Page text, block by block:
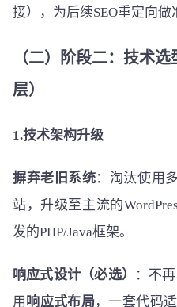
接），为后续SEO重定向做
（二）阶段二：技术
层）
1.技术架构升级
摒弃老旧系统：淘汰使用
站，升级至主流的
发的PHP/Java框架。
响应式设计（必选）
：不
用 响应式布局，一套代码